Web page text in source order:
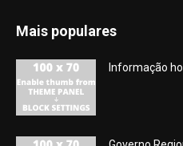
Mais populares
Informação